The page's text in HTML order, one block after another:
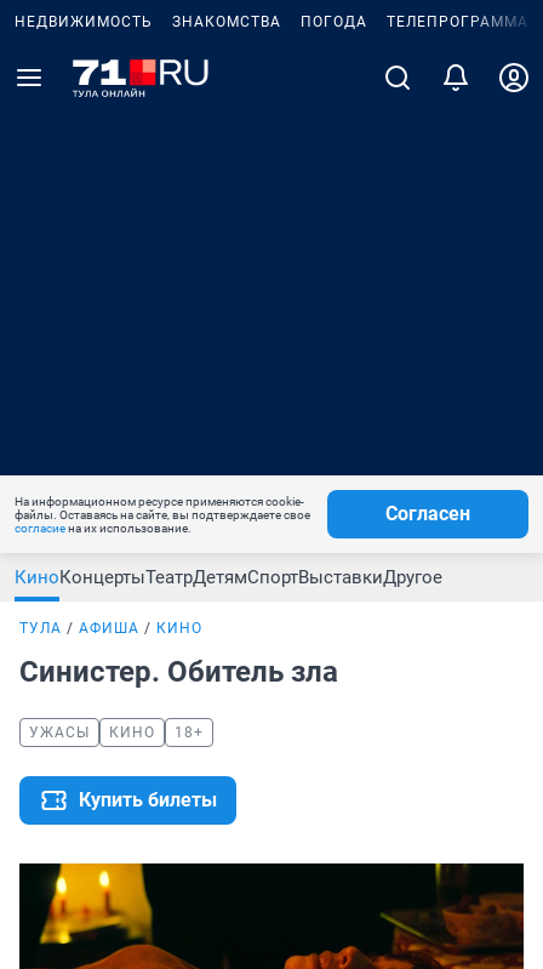
НЕДВИЖИМОСТЬ ЗНАКОМСТВА ПОГОДА ТЕЛЕПРОГРАММА
На информационном ресурсе применяются cookie-
файлы. Оставаясь на сайте, вы подтверждаете свое
согласиена их использование.
Согласен
КиноКонцертыТеатрДетямСпортВыставкиДругое
ТУЛА АФИША КИНО
Синистер. Обитель зла
УЖАСЫ КИНО 18+
Купить билеты